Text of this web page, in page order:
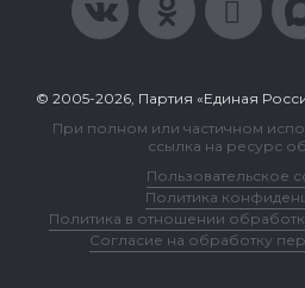
© 2005-2026, Партия «Единая
При полном или частичном
ссылка на ресурс
Пользовательское
Политика
Политика в отношении
Согласие на обработку